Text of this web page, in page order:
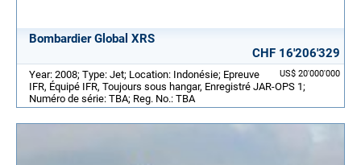
Bombardier Global XRS
CHF 16'206'329
US$ 20'000'000
Year: 2008; Type: Jet; Location: Indonésie; Epreuve
IFR, Équipé IFR, Toujours sous hangar, Enregistré JAR-OPS 1;
Numéro de série: TBA; Reg. No.: TBA